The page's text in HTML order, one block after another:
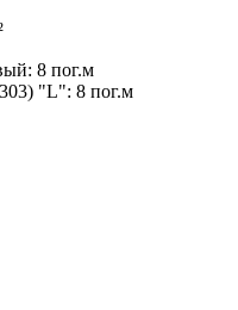
8 пог.м
"L": 8 пог.м